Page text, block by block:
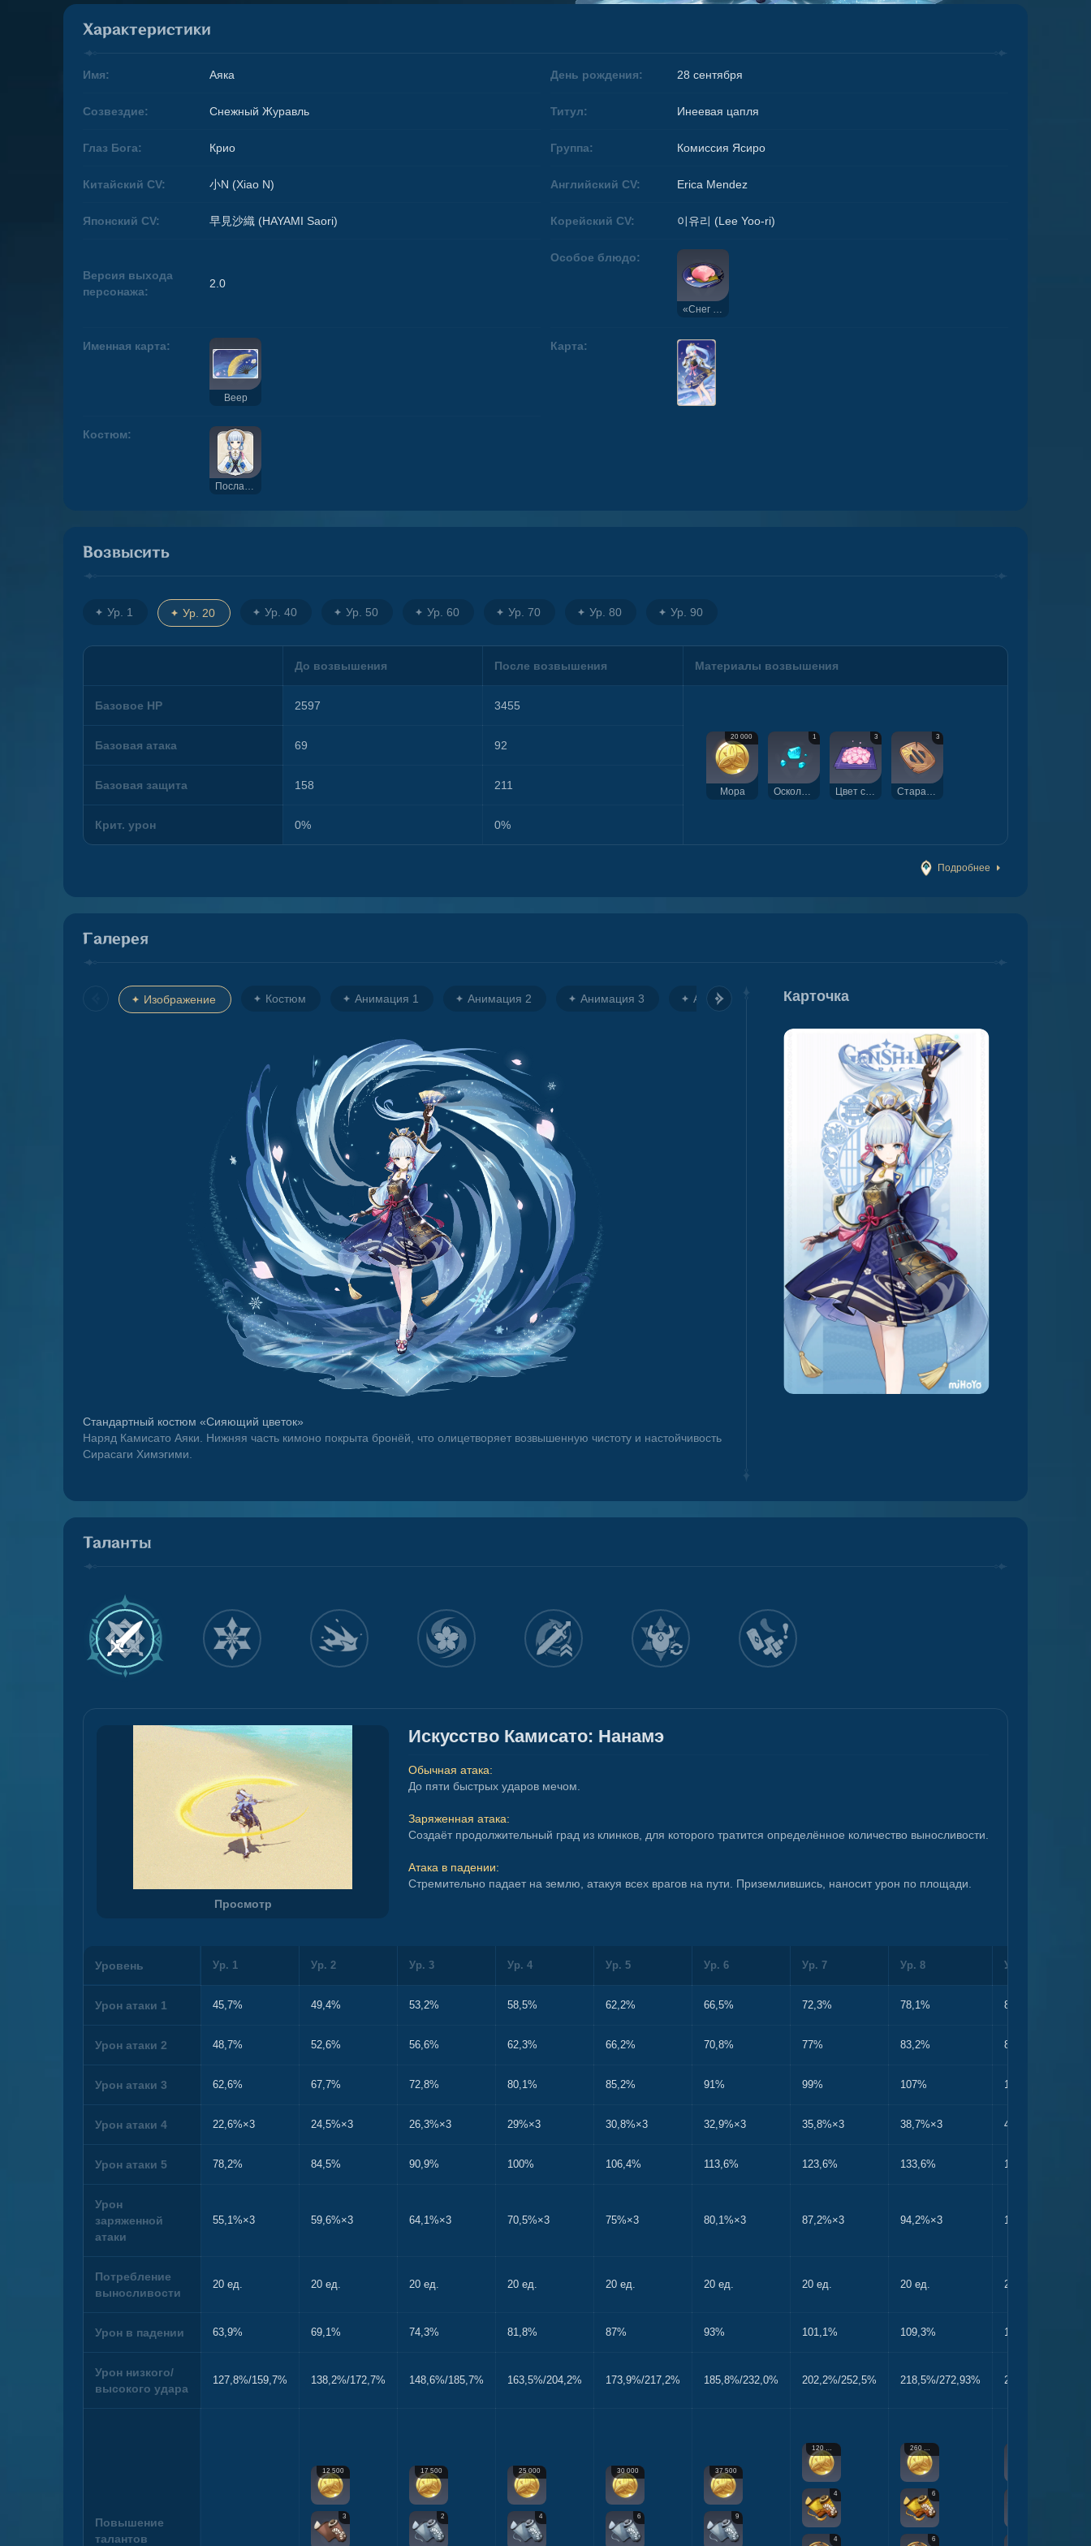
Характеристики
Имя: Аяка День рождения: 28 сентября
Созвездие: Снежный Журавль Титул: Инеевая цапля
Глаз Бога: Крио Группа: Комиссия Ясиро
Китайский CV: 小N (Xiao N) Английский CV: Erica Mendez
Японский CV: 早見沙織 (HAYAMI Saori) Корейский CV: 이유리 (Lee Yoo-ri)
Версия выхода
персонажа:
2.0
Особое блюдо:
«Снег на горне»
Именная карта:
Веер
Карта:
Костюм:
Послание весеннего цветения
Возвысить
Ур. 1 Ур. 20 Ур. 40 Ур. 50 Ур. 60 Ур. 70 Ур. 80 Ур. 90
До возвышения После возвышения Материалы возвышения
Базовое HP 2597 3455
20 000
Мора
1 3 3
Базовая атака 69 92
Базовая защита 158 211
Крит. урон 0% 0%
Подробнее
Галерея
Изображение Костюм Анимация 1 Анимация 2 Анимация 3 Анимация 4 Созвездие
Стандартный костюм «Сияющий цветок»
Наряд Камисато Аяки. Нижняя часть кимоно покрыта бронёй, что олицетворяет возвышенную чистоту и настойчивость
Сирасаги Химэгими.
Карточка
Таланты
Просмотр
Искусство Камисато: Нанамэ
Обычная атака:
До пяти быстрых ударов мечом.
Заряженная атака:
Создаёт продолжительный град из клинков, для которого тратится определённое количество выносливости.
Атака в падении:
Стремительно падает на землю, атакуя всех врагов на пути. Приземлившись, наносит урон по площади.
Уровень Ур. 1 Ур. 2 Ур. 3 Ур. 4 Ур. 5 Ур. 6 Ур. 7 Ур. 8 Ур. 9
Урон атаки 1 45,7% 49,4% 53,2% 58,5% 62,2% 66,5% 72,3% 78,1% 84%
Урон атаки 2 48,7% 52,6% 56,6% 62,3% 66,2% 70,8% 77% 83,2% 89,4%
Урон атаки 3 62,6% 67,7% 72,8% 80,1% 85,2% 91% 99% 107% 115%
Урон атаки 4 22,6%×3 24,5%×3 26,3%×3 29%×3 30,8%×3 32,9%×3 35,8%×3 38,7%×3 41,6%×3
Урон атаки 5 78,2% 84,5% 90,9% 100% 106,4% 113,6% 123,6% 133,6% 143,6%
Урон
заряженной
атаки
55,1%×3 59,6%×3 64,1%×3 70,5%×3 75%×3 80,1%×3 87,2%×3 94,2%×3 101,3%×3
Потребление
выносливости
20 ед. 20 ед. 20 ед. 20 ед. 20 ед. 20 ед. 20 ед. 20 ед. 20 ед.
Урон в падении 63,9% 69,1% 74,3% 81,8% 87% 93% 101,1% 109,3% 117,5%
Урон низкого/
высокого удара
127,8%/159,7% 138,2%/172,7% 148,6%/185,7% 163,5%/204,2% 173,9%/217,2% 185,8%/232,0% 202,2%/252,5% 218,5%/272,93% 234,9%/293,4%
Повышение
талантов
12 500
3
17 500
2
25 000
4
30 000
6
37 500
9
120 000
4
4
260 000
6
6